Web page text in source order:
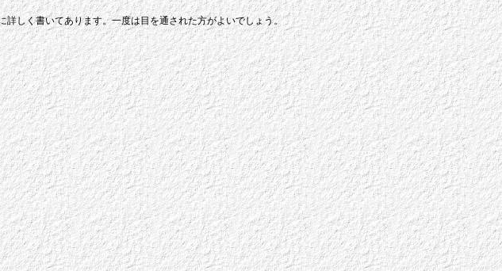
しく書いてあります。一度は目を通された方がよいでしょう。